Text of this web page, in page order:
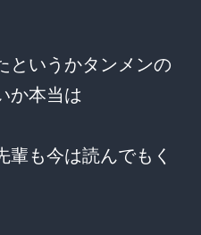
というかタンメンの
か本当は
輩も今は読んでもく